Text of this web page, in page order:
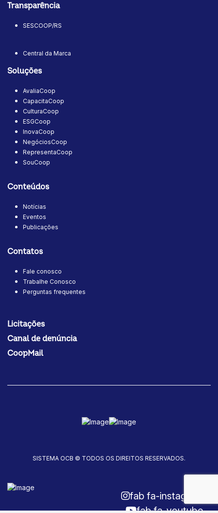
Transparência
SESCOOP/RS
Central da Marca
Soluções
AvaliaCoop
CapacitaCoop
CulturaCoop
ESGCoop
InovaCoop
NegóciosCoop
RepresentaCoop
SouCoop
Conteúdos
Notícias
Eventos
Publicações
Contatos
Fale conosco
Trabalhe Conosco
Perguntas frequentes
Licitações
Canal de denúncia
CoopMail
SISTEMA OCB © TODOS OS DIREITOS RESERVADOS.
fab fa-instagram
fab fa-youtube